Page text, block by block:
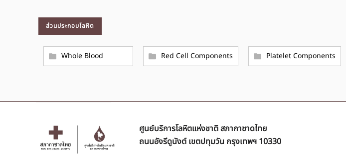
ส่วนประกอบโลหิต
Whole Blood Red Cell Components Platelet Components
ศูนย์บริการโลหิตแห่งชาติ สภากาชาดไทย
ถนนอังรีดูนังต์ เขตปทุมวัน กรุงเทพฯ 10330